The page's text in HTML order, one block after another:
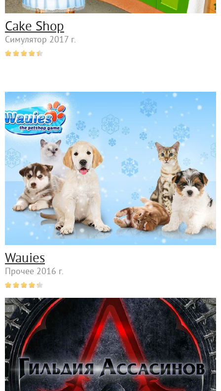
Cake Shop
Симулятор 2017 г.
Wauies
Прочее 2016 г.